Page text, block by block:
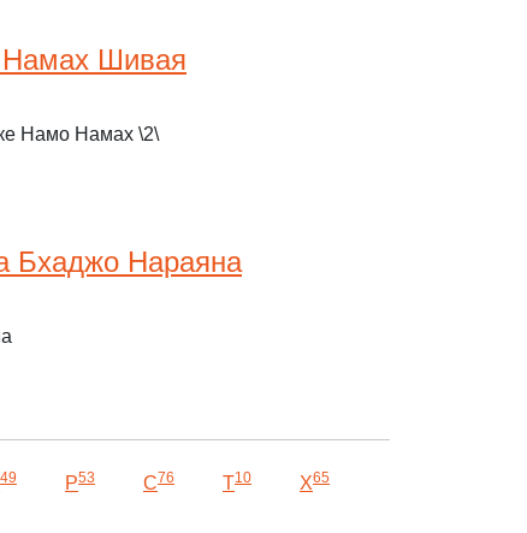
Шивая
Намо Намах \2\
Бхаджо Нараяна
49 Р53 С76 Т10 Х65